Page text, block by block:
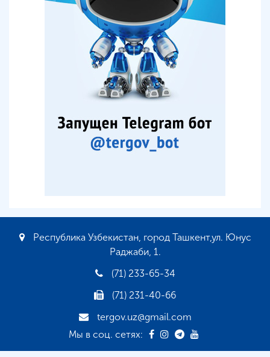
Республика Узбекистан, город Ташкент,ул. Юнус
Раджаби, 1.
(71) 233-65-34
(71) 231-40-66
tergov.uz@gmail.com
Мы в соц. сетях: